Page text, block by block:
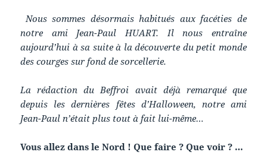
Nous sommes désormais habitués aux facéties de
notre ami Jean-Paul HUART. Il nous entraîne
aujourd’hui à sa suite à la découverte du petit monde
des courges sur fond de sorcellerie.
La rédaction du Beffroi avait déjà remarqué que
depuis les dernières fêtes d’Halloween, notre ami
Jean-Paul n’était plus tout à fait lui-même…
Vous allez dans le Nord ! Que faire ? Que voir ? …